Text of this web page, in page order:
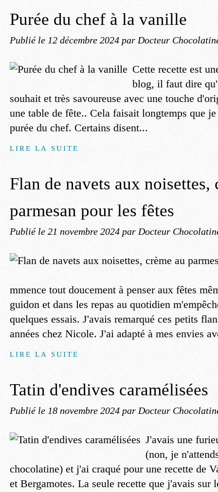
Purée du chef à la vanille
Publié le 12 décembre 2024 par Docteur
Cette recette est
blog, il faut dire
souhait et très savoureuse avec une touche
une table de fête.. Cela faisait longtemps que
purée du chef. Certains disent...
LIRE LA SUITE
Flan de navets aux noisettes,
parmesan pour les fêtes
Publié le 21 novembre 2024 par Docteur
mmence tout doucement à penser aux fêtes
guidon et dans les repas au quotidien
quelques essais. J'avais remarqué ces petits
années chez Nicole. J'ai adapté à mes envies
LIRE LA SUITE
Tatin d'endives caramélisées
Publié le 18 novembre 2024 par Docteur
J'avais une
(non, je
chocolatine) et j'ai craqué pour une recette de
et Bergamotes. La seule recette que j'avais sur